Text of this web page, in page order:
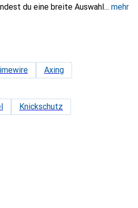
du eine breite Auswahl
mehr
Axing
Knickschutz